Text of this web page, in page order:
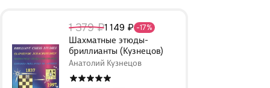
1 379 ₽1 149 ₽ -17%
Шахматные этюды-
бриллианты (Кузнецов)
Анатолий Кузнецов